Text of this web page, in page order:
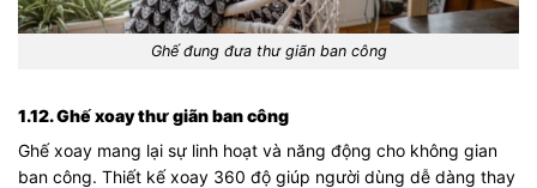
Ghế đung đưa thư giãn ban công
1.12. Ghế xoay thư giãn ban công
Ghế xoay mang lại sự linh hoạt và năng động cho không gian
ban công. Thiết kế xoay 360 độ giúp người dùng dễ dàng thay